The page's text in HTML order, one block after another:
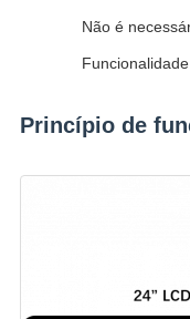
Não é
Princípio de